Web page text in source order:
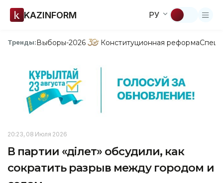
KAZINFORM РУ
Тренды:Выборы-2026 Конституционная реформа
20:23, 08 Июля 2026
В партии «Әділет» обсудили, как
сократить разрыв между городом и